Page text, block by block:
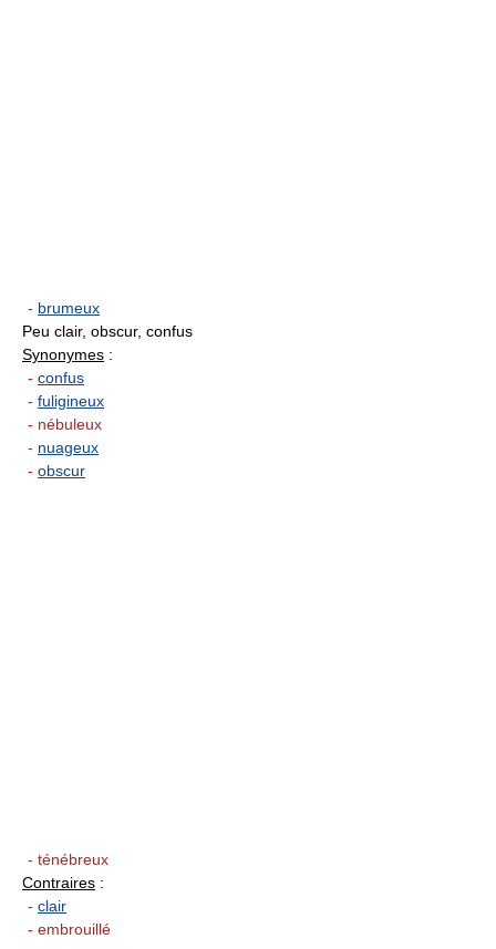
- brumeux
Peu clair, obscur, confus
Synonymes :
- confus
- fuligineux
- nébuleux
- nuageux
- obscur
- ténébreux
Contraires :
- clair
- embrouillé